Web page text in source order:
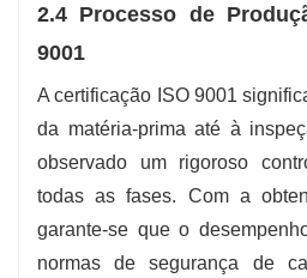
2.4 Processo de
9001
A certificação ISO 9001
da matéria-prima até à
observado um rigoroso
todas as fases. Com a
garante-se que o
normas de segurança de